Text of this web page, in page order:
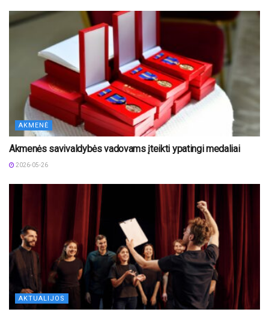
AKMENĖ
Akmenės savivaldybės vadovams įteikti ypatingi medaliai
2026-05-26
AKTUALIJOS